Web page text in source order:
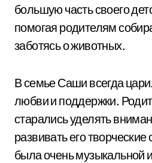
большую часть своего
помогая родителям
заботясь о животных.
В семье Саши всегда
любви и поддержки.
старались уделять
развивать его
была очень музыкальной